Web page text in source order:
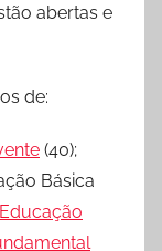
abertas e
de:
(40);
Básica